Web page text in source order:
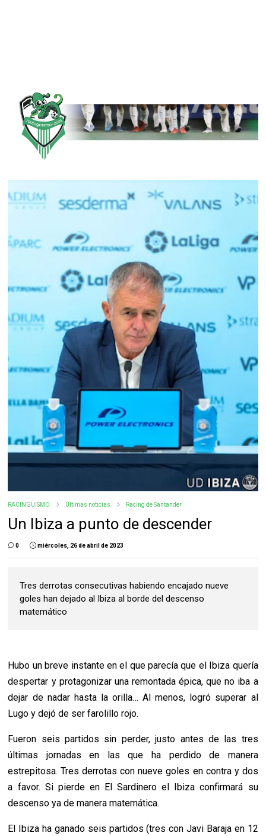
RACINGUISMO Últimas noticias Racing de Santander
Un Ibiza a punto de descender
0 miércoles, 26 de abril de 2023
Tres derrotas consecutivas habiendo encajado nueve
goles han dejado al Ibiza al borde del descenso
matemático
Hubo un breve instante en el que parecía que el Ibiza quería
despertar y protagonizar una remontada épica, que no iba a
dejar de nadar hasta la orilla… Al menos, logró superar al
Lugo y dejó de ser farolillo rojo.
Fueron seis partidos sin perder, justo antes de las tres
últimas jornadas en las que ha perdido de manera
estrepitosa. Tres derrotas con nueve goles en contra y dos
a favor. Si pierde en El Sardinero el Ibiza confirmará su
descenso ya de manera matemática.
El Ibiza ha ganado seis partidos (tres con Javi Baraja en 12